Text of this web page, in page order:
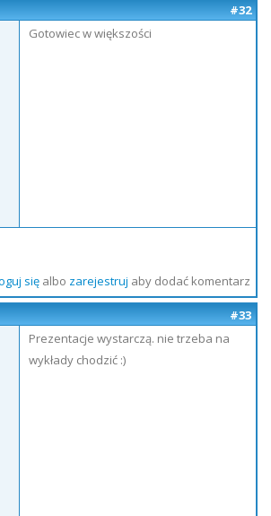
#32
Gotowiec w większości
sięalbo zarejestruj aby dodać komentarz
#33
Prezentacje wystarczą. nie trzeba na
wykłady chodzić :)